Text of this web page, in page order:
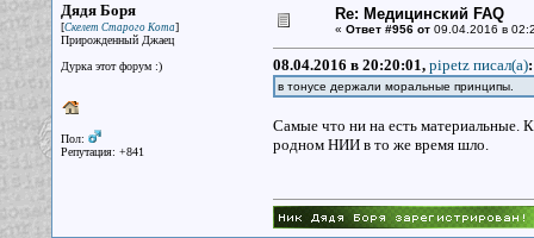
Дядя Боря
[Скелет Старого Кота]
Прирожденный Джаец
Дурка этот форум :)
Пол:
Репутация: +841
Re: Медицинский FAQ
« Ответ #956 от09.04.2016 в
08.04.2016 в 20:20:01, pipetz писал(a):
в тонусе держали моральные принципы.
Самые что ни на есть материальные.
родном НИИ в то же время шло.